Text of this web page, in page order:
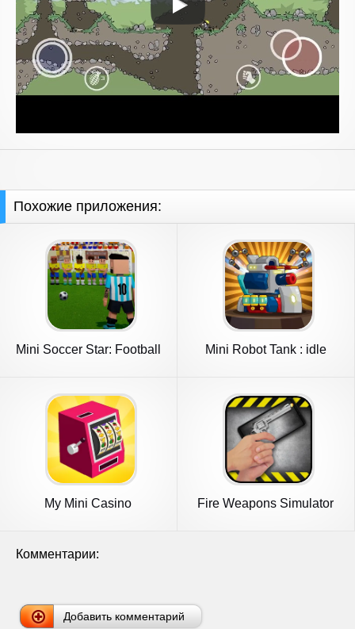
Похожие приложения:
Mini Soccer Star: Football
Mini Robot Tank : idle
My Mini Casino Fire Weapons Simulator
Комментарии:
Добавить комментарий